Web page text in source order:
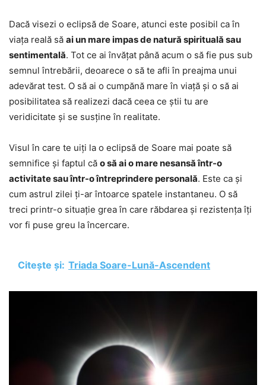
Dacă visezi o eclipsă de Soare, atunci este posibil ca în
viața reală să ai un mare impas de natură spirituală sau
sentimentală. Tot ce ai învățat până acum o să fie pus sub
semnul întrebării, deoarece o să te afli în preajma unui
adevărat test. O să ai o cumpănă mare în viață și o să ai
posibilitatea să realizezi dacă ceea ce știi tu are
veridicitate și se susține în realitate.
Visul în care te uiți la o eclipsă de Soare mai poate să
semnifice și faptul că o să ai o mare nesansă într-o
activitate sau într-o întreprindere personală. Este ca și
cum astrul zilei ți-ar întoarce spatele instantaneu. O să
treci printr-o situație grea în care răbdarea și rezistența îți
vor fi puse greu la încercare.
Citește și: Triada Soare-Lună-Ascendent